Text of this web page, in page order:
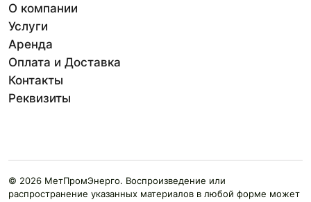
О компании
Услуги
Аренда
Оплата и Доставка
Контакты
Реквизиты
© 2026 МетПромЭнерго. Воспроизведение или
распространение указанных материалов в любой форме может